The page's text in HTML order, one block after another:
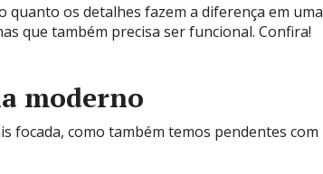
quanto os detalhes fazem a diferença em uma
que também precisa ser funcional. Confira!
moderno
focada, como também temos pendentes com